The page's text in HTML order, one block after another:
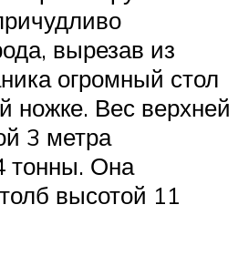
вырезав из
огромный стол
ножке. Вес верхней
3 метра
тонны. Она
высотой 11